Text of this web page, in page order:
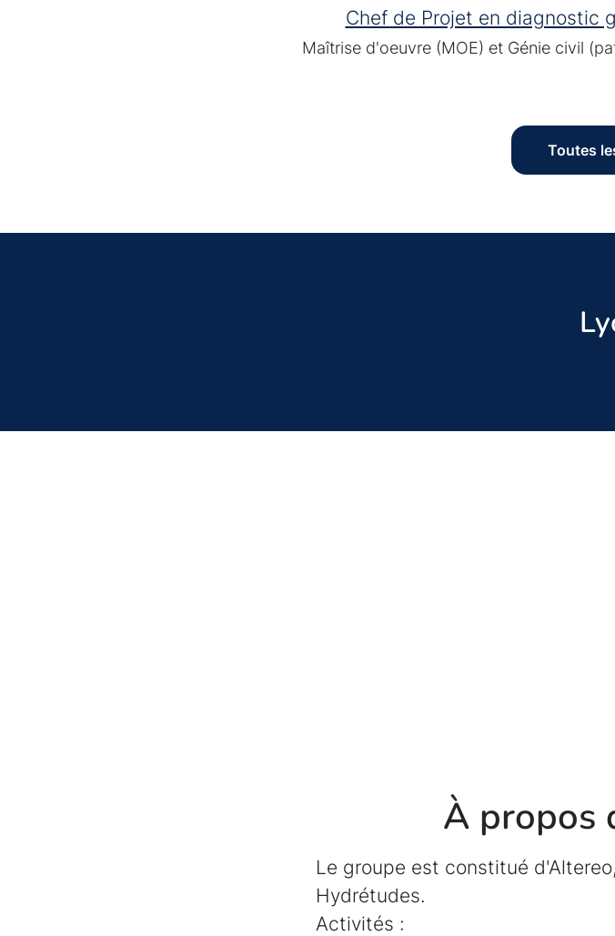
Chef de Projet en diagnostic
Maîtrise d'oeuvre (MOE) et Génie civil
Toutes
À propos
Le groupe est constitué
Hydrétudes.
Activités :